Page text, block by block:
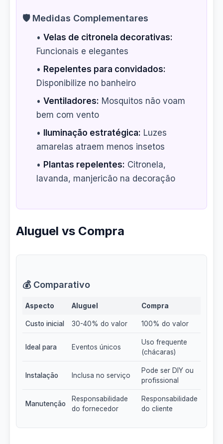
🛡️ Medidas Complementares
• Velas de citronela decorativas:
Funcionais e elegantes
• Repelentes para convidados:
Disponibilize no banheiro
• Ventiladores: Mosquitos não voam
bem com vento
•
Iluminação estratégica: Luzes
amarelas atraem menos insetos
• Plantas repelentes: Citronela,
lavanda, manjericão na decoração
Aluguel vs Compra
💰 Comparativo
Aspecto Aluguel Compra
Custo inicial 30-40% do valor 100% do valor
Ideal para Eventos únicos
Uso frequente
(chácaras)
Instalação Inclusa no serviço
Pode ser DIY ou
profissional
Manutenção
Responsabilidade
do fornecedor
Responsabilidade
do cliente